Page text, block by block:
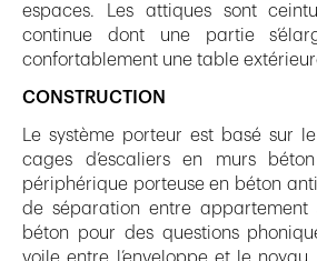
espaces. Les attiques sont
continue dont une partie
confortablement une table
CONSTRUCTION
Le système porteur est basé sur
cages d’escaliers en murs
périphérique porteuse en béton
de séparation entre appartement
béton pour des questions
voile entre l’enveloppe et le